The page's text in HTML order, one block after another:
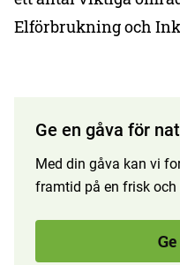
Elförbrukning och
Ge en gåva för
Med din gåva kan vi
framtid på en frisk och